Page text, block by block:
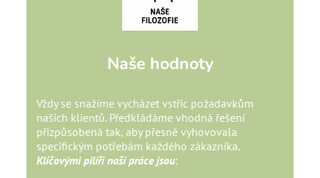
Naše hodnoty
Vždy se snažíme vycházet vstříc požadavkům
našich klientů. Předkládáme vhodná řešení
přizpůsobená tak, aby přesně vyhovovala
specifickým potřebám každého zákazníka.
Klíčovými pilíři naší práce jsou: